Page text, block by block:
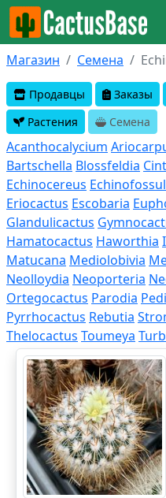
Магазин Семена
Продавцы Заказы
Растения
Семена
Acanthocalycium
Bartschella Blossfeldia
Echinocereus
Eriocactus Escobaria
Glandulicactus
Hamatocactus Haworthia
Matucana Mediolobivia
Neolloydia Neoporteria
Ortegocactus Parodia
Pyrrhocactus Rebutia
Thelocactus Toumeya